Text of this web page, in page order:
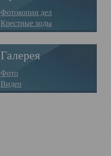
Фотокопии дел
Крестные ходы
Галерея
Фото
Видео